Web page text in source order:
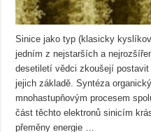
Sinice jako typ (klasicky
jedním z nejstarších a
desetiletí vědci zkoušejí
jejich základě. Syntéza
mnohastupňovým procesem
část těchto elektronů sinicím
přeměny energie …